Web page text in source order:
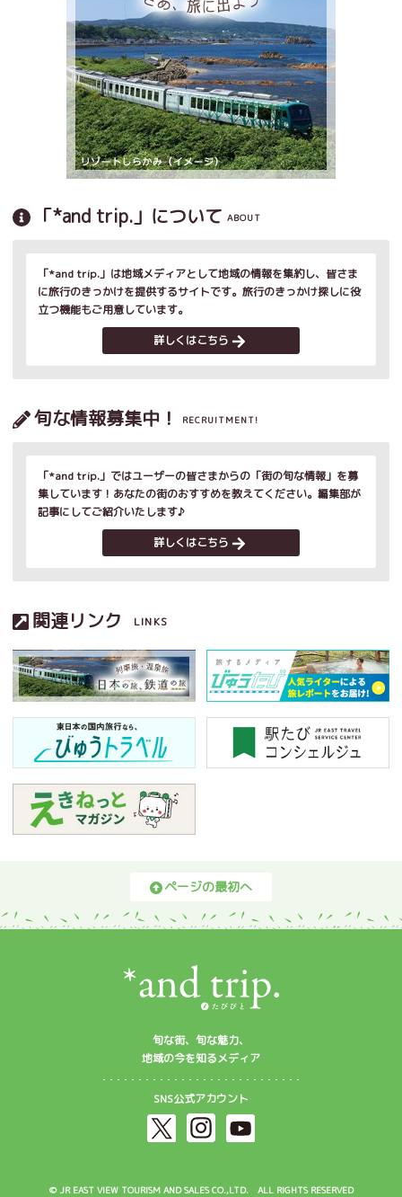
「*and trip.」について ABOUT
「*and trip.」は地域メディアとして地域の情報を集約し、皆さま
に旅行のきっかけを提供するサイトです。旅行のきっかけ探しに役
立つ機能もご用意しています。
詳しくはこちら
旬な情報募集中！ RECRUITMENT!
「*and trip.」ではユーザーの皆さまからの「街の旬な情報」を募
集しています！あなたの街のおすすめを教えてください。編集部が
記事にしてご紹介いたします♪
詳しくはこちら
関連リンク LINKS
ページの最初へ
旬な街、旬な魅力、
地域の今を知るメディア
SNS公式アカウント
© JR EAST VIEW TOURISM AND SALES CO.,LTD. ALL RIGHTS RESERVED